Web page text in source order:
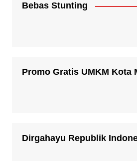
Bebas Stunting
Promo Gratis UMKM Kota
Dirgahayu Republik